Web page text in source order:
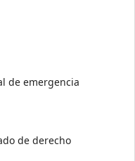
de emergencia
de derecho